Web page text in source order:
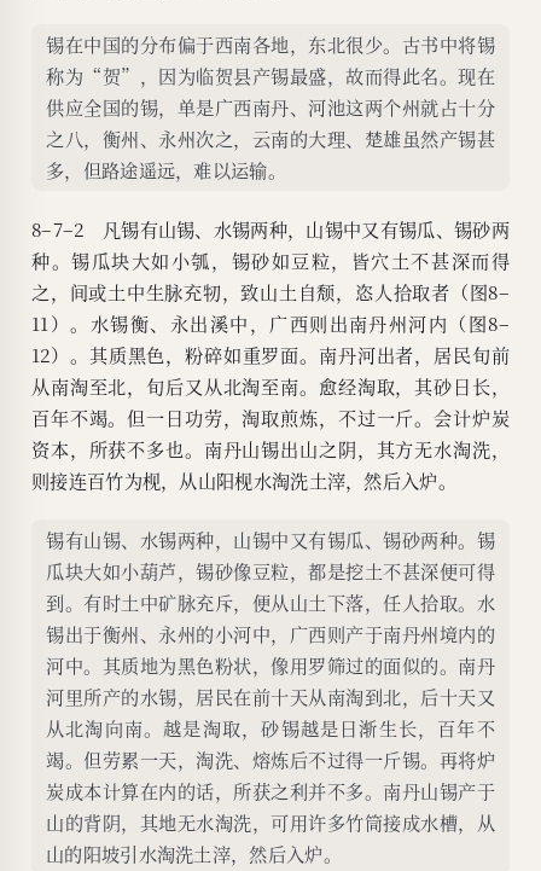
锡在中国的分布偏于西南各地，东北很少。古书中将锡
称为“贺”，因为临贺县产锡最盛，故而得此名。现在
供应全国的锡，单是广西南丹、河池这两个州就占十分
之八，衡州、永州次之，云南的大理、楚雄虽然产锡甚
多，但路途遥远，难以运输。
8–7–2 凡锡有山锡、水锡两种，山锡中又有锡瓜、锡砂两
种。锡瓜块大如小瓠，锡砂如豆粒，皆穴土不甚深而得
之，间或土中生脉充牣，致山土自颓，恣人拾取者（图8–
11）。水锡衡、永出溪中，广西则出南丹州河内（图8–
12）。其质黑色，粉碎如重罗面。南丹河出者，居民旬前
从南淘至北，旬后又从北淘至南。愈经淘取，其砂日长，
百年不竭。但一日功劳，淘取煎炼，不过一斤。会计炉炭
资本，所获不多也。南丹山锡出山之阴，其方无水淘洗，
则接连百竹为枧，从山阳枧水淘洗土滓，然后入炉。
锡有山锡、水锡两种，山锡中又有锡瓜、锡砂两种。锡
瓜块大如小葫芦，锡砂像豆粒，都是挖土不甚深便可得
到。有时土中矿脉充斥，便从山土下落，任人拾取。水
锡出于衡州、永州的小河中，广西则产于南丹州境内的
河中。其质地为黑色粉状，像用罗筛过的面似的。南丹
河里所产的水锡，居民在前十天从南淘到北，后十天又
从北淘向南。越是淘取，砂锡越是日渐生长，百年不
竭。但劳累一天，淘洗、熔炼后不过得一斤锡。再将炉
炭成本计算在内的话，所获之利并不多。南丹山锡产于
山的背阴，其地无水淘洗，可用许多竹筒接成水槽，从
山的阳坡引水淘洗土滓，然后入炉。